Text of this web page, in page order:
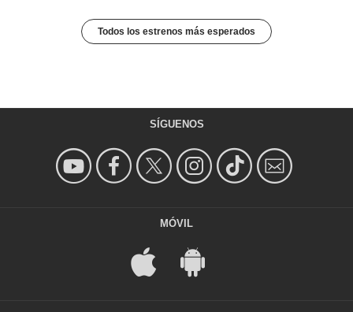
Todos los estrenos más esperados
SÍGUENOS
MÓVIL